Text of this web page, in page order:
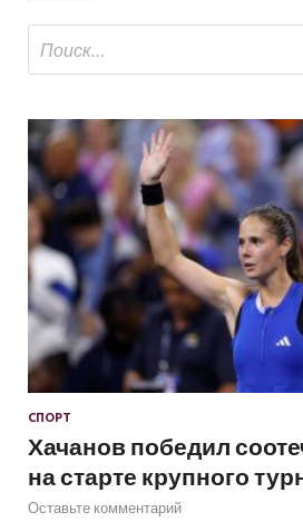
СПОРТ
Хачанов победил
на старте крупного
Оставьте комментарий